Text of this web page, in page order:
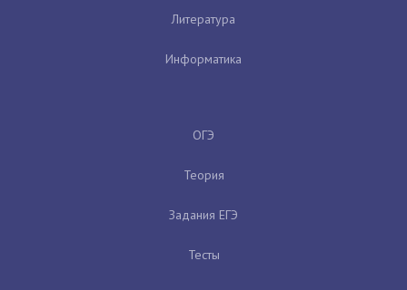
Литература
Информатика
ОГЭ
Теория
Задания ЕГЭ
Тесты